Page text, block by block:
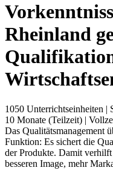
Rheinland
1050 Unterrichtseinheiten |
10 Monate (Teilzeit) |
Das Qualitätsmanagement
Funktion: Es sichert die
der Produkte. Damit
besseren Image, mehr